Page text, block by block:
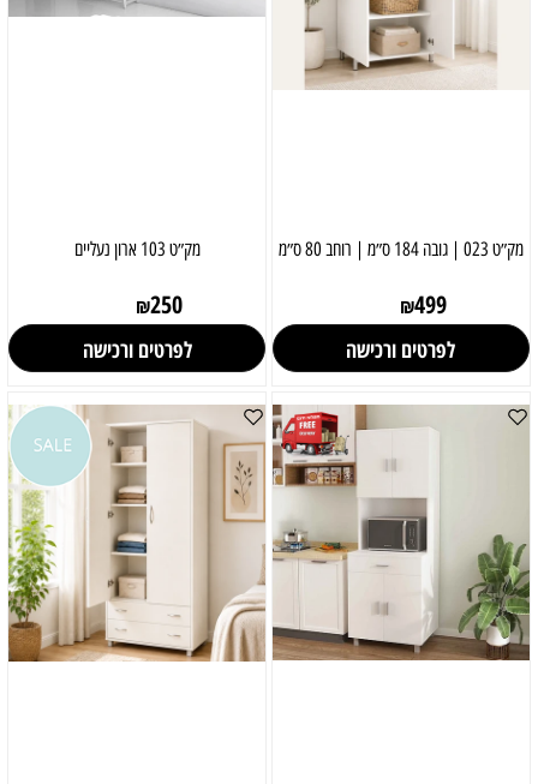
מק״ט 023 | גובה 184 ס״מ | רוחב 80 ס״מ
₪499
לפרטים ורכישה
מק״ט 103 ארון נעליים
₪250
לפרטים ורכישה